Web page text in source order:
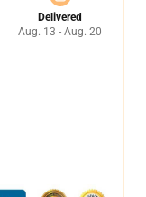
Delivered
Aug. 13 - Aug. 20